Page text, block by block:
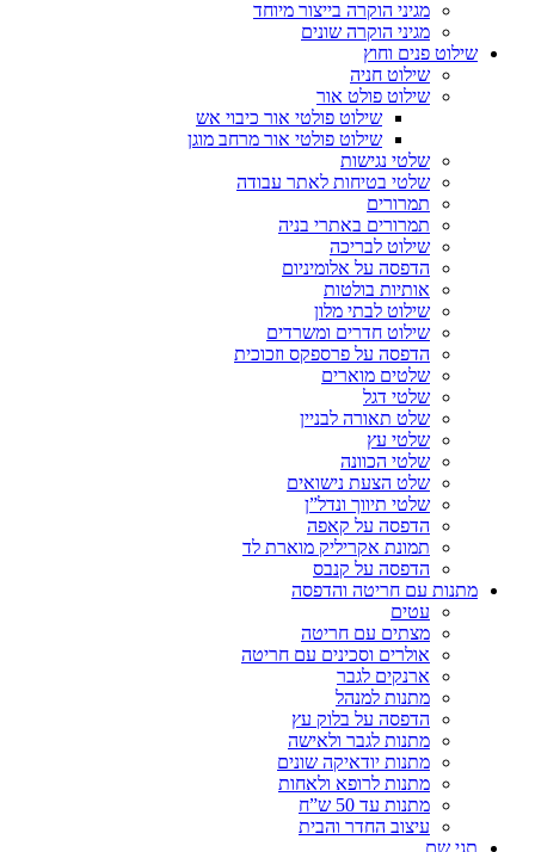
מגיני הוקרה בייצור מיוחד
מגיני הוקרה שונים
שילוט פנים וחוץ
שילוט חניה
שילוט פולט אור
שילוט פולטי אור כיבוי אש
שילוט פולטי אור מרחב מוגן
שלטי נגישות
שלטי בטיחות לאתר עבודה
תמרורים
תמרורים באתרי בניה
שילוט לבריכה
הדפסה על אלומיניום
אותיות בולטות
שילוט לבתי מלון
שילוט חדרים ומשרדים
הדפסה על פרספקס וזכוכית
שלטים מוארים
שלטי דגל
שלט תאורה לבניין
שלטי עץ
שלטי הכוונה
שלט הצעת נישואים
שלטי תיווך ונדל”ן
הדפסה על קאפה
תמונת אקריליק מוארת לד
הדפסה על קנבס
מתנות עם חריטה והדפסה
עטים
מצתים עם חריטה
אולרים וסכינים עם חריטה
ארנקים לגבר
מתנות למנהל
הדפסה על בלוק עץ
מתנות לגבר ולאישה
מתנות יודאיקה שונים
מתנות לרופא ולאחות
מתנות עד 50 ש”ח
עיצוב החדר והבית
תגי שם